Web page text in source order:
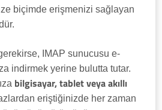
biçimde erişmenizi sağlayan
IMAP sunucusu e-
indirmek yerine bulutta tutar.
bilgisayar, tablet veya akıllı
eriştiğinizde her zaman